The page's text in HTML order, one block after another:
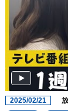
2025/02/21